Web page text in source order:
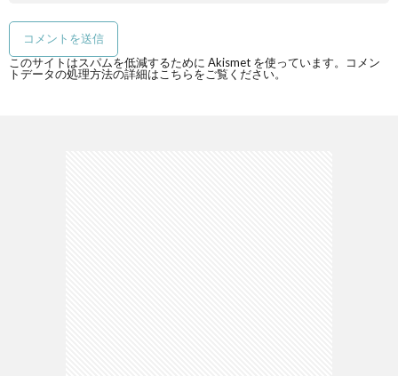
このサイトはスパムを低減するために Akismet を使っています。
コメン
トデータの処理方法の詳細はこちらをご覧ください。